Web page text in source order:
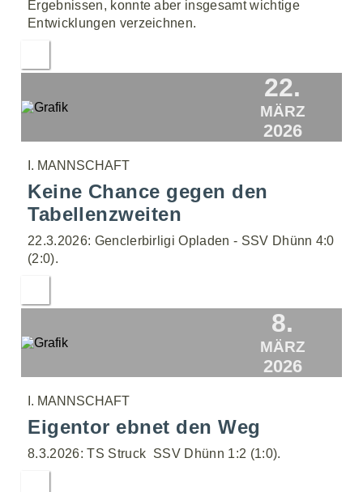
Ergebnissen, konnte aber insgesamt wichtige
Entwicklungen verzeichnen.
22.
MÄRZ
2026
I. MANNSCHAFT
Keine Chance gegen den
Tabellenzweiten
22.3.2026: Genclerbirligi Opladen - SSV Dhünn 4:0
(2:0).
8.
MÄRZ
2026
I. MANNSCHAFT
Eigentor ebnet den Weg
8.3.2026: TS Struck  SSV Dhünn 1:2 (1:0).